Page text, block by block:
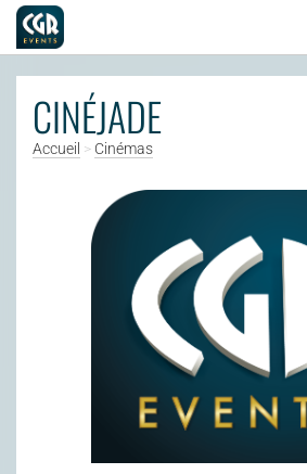
Aller au contenu principal
CINÉJADE
Accueil > Cinémas